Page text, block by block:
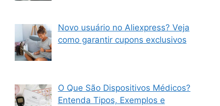
Novo usuário no Aliexpress? Veja
como garantir cupons exclusivos
O Que São Dispositivos Médicos?
Entenda Tipos, Exemplos e